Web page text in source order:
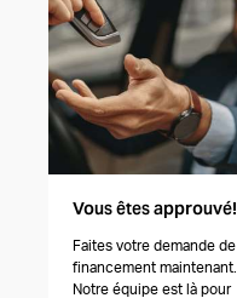
Vous êtes approuvé!
Faites votre demande de
financement maintenant.
Notre équipe est là pour